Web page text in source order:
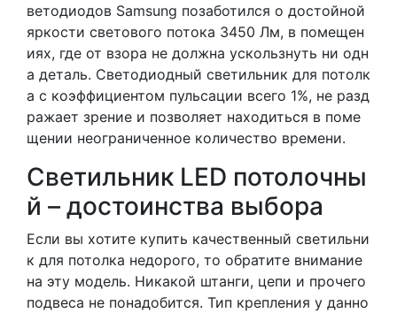
ветодиодов Samsung позаботился о достойной
яркости светового потока 3450 Лм, в помещен
иях, где от взора не должна ускользнуть ни одн
а деталь. Светодиодный светильник для потолк
а с коэффициентом пульсации всего 1%, не разд
ражает зрение и позволяет находиться в поме
щении неограниченное количество времени.
Светильник LED потолочны
й – достоинства выбора
Если вы хотите купить качественный светильни
к для потолка недорого, то обратите внимание
на эту модель. Никакой штанги, цепи и прочего
подвеса не понадобится. Тип крепления у данно